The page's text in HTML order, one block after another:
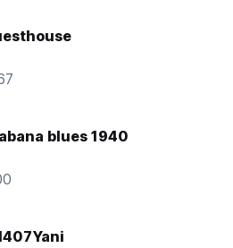
blues 1940